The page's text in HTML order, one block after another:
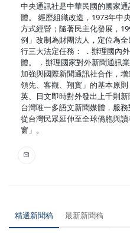
中央通訊社是中華民國的國家
體。 經歷組織改造，1973年中
方式經營；隨著民主化發展，
例」改制為財團法人，定位為
行三大法定任務： ．辦理國內
體。 ．辦理國家對外新聞通訊
加強與國際新聞通訊社合作，增
領先、客觀、翔實」的基本原則
英、日文即時對外發出上千則
台灣唯一多語文新聞媒體，服
從台灣民眾延伸至全球僑胞與
窗」。
精選新聞稿 最新新聞稿